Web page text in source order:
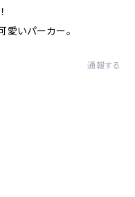
愛いパーカー。
通報する